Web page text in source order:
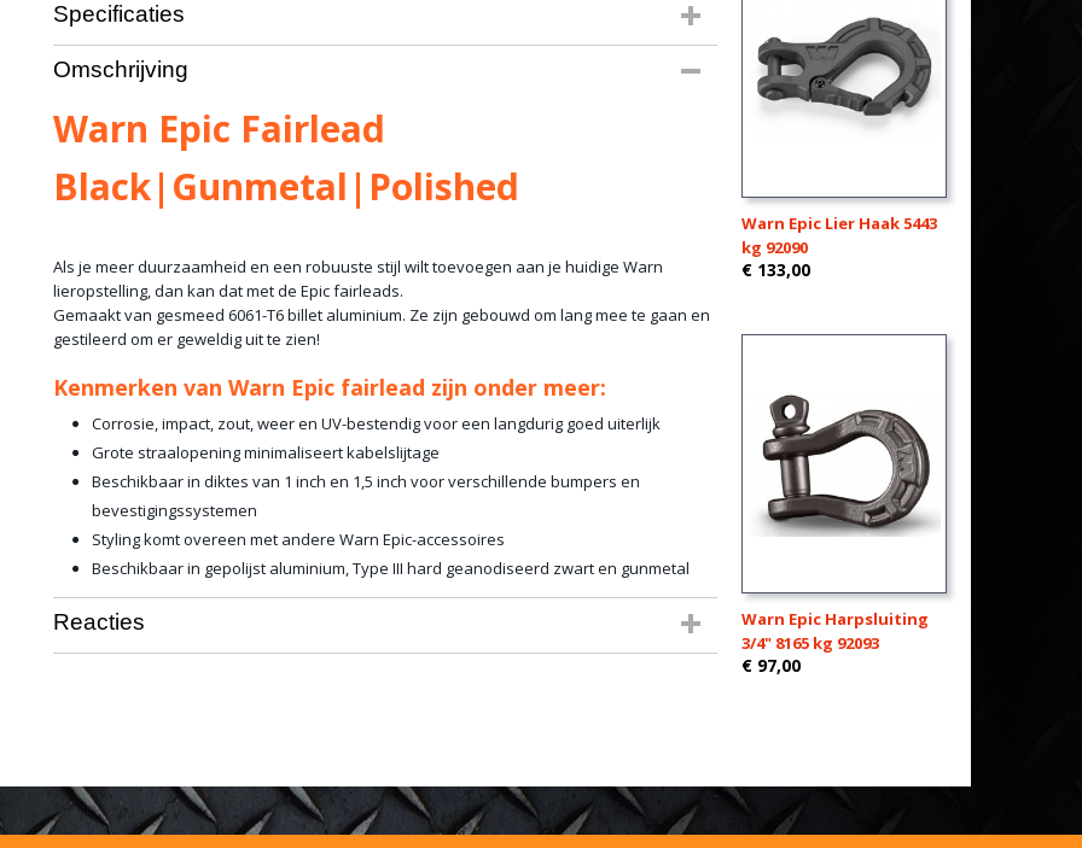
Specificaties
Productcode
Productcode leverancier
Omschrijving
Warn Epic Fairlead
Black|Gunmetal|Polished
Als je meer duurzaamheid en een robuuste stijl wilt toevoegen aan je huidige Warn
lieropstelling, dan kan dat met de Epic fairleads.
Gemaakt van gesmeed 6061-T6 billet aluminium. Ze zijn gebouwd om lang mee te gaan en
gestileerd om er geweldig uit te zien!
Kenmerken van Warn Epic fairlead zijn onder meer:
Corrosie, impact, zout, weer en UV-bestendig voor een langdurig goed uiterlijk
Grote straalopening minimaliseert kabelslijtage
Beschikbaar in diktes van 1 inch en 1,5 inch voor verschillende bumpers en
bevestigingssystemen
Styling komt overeen met andere Warn Epic-accessoires
Beschikbaar in gepolijst aluminium, Type III hard geanodiseerd zwart en gunmetal
Reacties
Warn Epic Lier Haak 5443
kg 92090
€ 133,00
Warn Epic Harpsluiting
3/4" 8165 kg 92093
€ 97,00